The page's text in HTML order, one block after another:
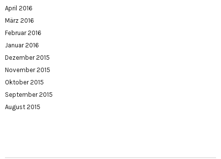
April 2016
März 2016
Februar 2016
Januar 2016
Dezember 2015
November 2015
Oktober 2015
September 2015
August 2015